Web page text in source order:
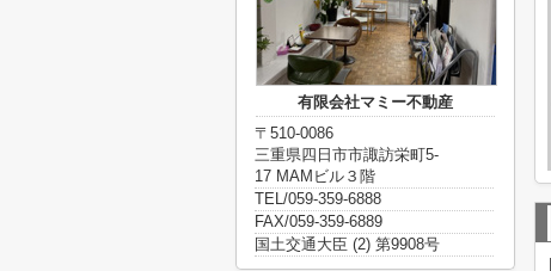
有限会社マミー不動産
〒510-0086
三重県四日市市諏訪栄町5-
17 MAMビル３階
TEL/059-359-6888
FAX/059-359-6889
国土交通大臣 (2) 第9908号